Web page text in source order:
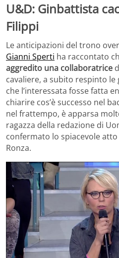
U&D: Ginbattista
Filippi
Le anticipazioni del trono
Gianni Sperti ha raccontato
aggredito una collaboratrice
cavaliere, a subito respinto le
che l’interessata fosse fatta
chiarire cos’è successo nel
nel frattempo, è apparsa
ragazza della redazione di
confermato lo spiacevole
Ronza.